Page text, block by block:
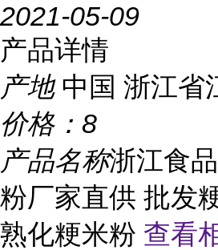
2021-05-09
产品详情
产地 中国 浙江省
价格： 8
产品名称浙江食
粉厂家直供 批发
熟化粳米粉 查看